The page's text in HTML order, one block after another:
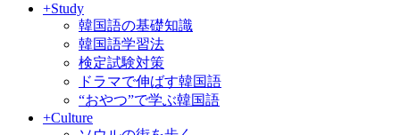
+Study
韓国語の基礎知識
韓国語学習法
検定試験対策
ドラマで伸ばす韓国語
“おやつ”で学ぶ韓国語
+Culture